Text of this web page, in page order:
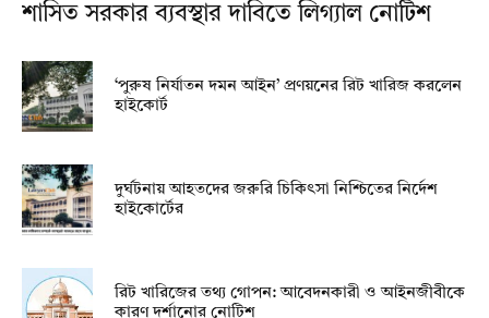
শাসিত সরকার ব্যবস্থার দাবিতে লিগ্যাল নোটিশ
‘পুরুষ নির্যাতন দমন আইন’ প্রণয়নের রিট খারিজ করলেন
হাইকোর্ট
দুর্ঘটনায় আহতদের জরুরি চিকিৎসা নিশ্চিতের নির্দেশ
হাইকোর্টের
রিট খারিজের তথ্য গোপন: আবেদনকারী ও আইনজীবীকে
কারণ দর্শানোর নোটিশ